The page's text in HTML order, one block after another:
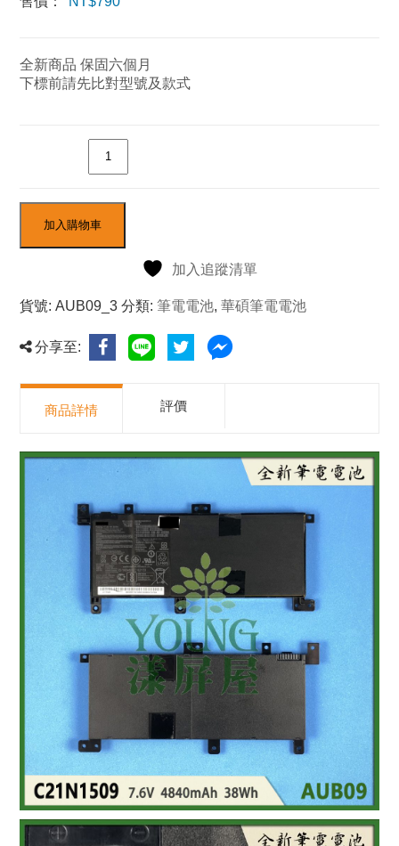
全新商品 保固六個月
下標前請先比對型號及款式
加入購物車
加入追蹤清單
貨號:AUB09_3 分類:筆電電池,華碩筆電電池
分享至:
商品詳情 評價